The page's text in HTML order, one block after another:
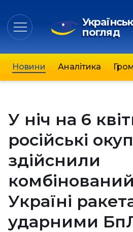
погляд
Новини Аналітика
У ніч на 6
російські
здійснили
Україні
ударними